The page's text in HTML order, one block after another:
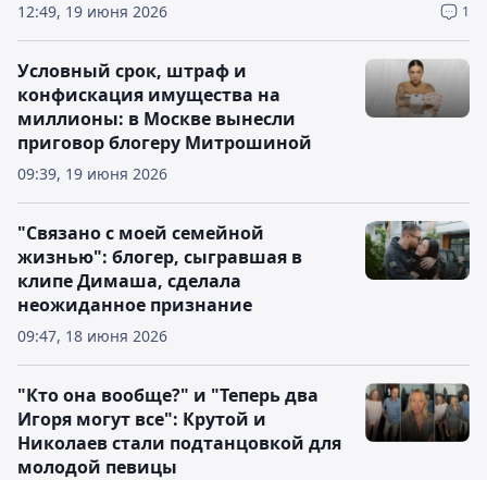
12:49, 19 июня 2026 1
09:39, 19 июня 2026
Условный срок, штраф и
конфискация имущества на
миллионы: в Москве вынесли
приговор блогеру Митрошиной
09:47, 18 июня 2026
"Связано с моей семейной
жизнью": блогер, сыгравшая в
клипе Димаша, сделала
неожиданное признание
"Кто она вообще?" и "Теперь два
Игоря могут все": Крутой и
Николаев стали подтанцовкой для
молодой певицы